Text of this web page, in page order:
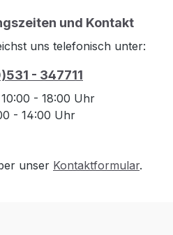
und Kontakt
uns telefonisch unter:
- 347711
- 18:00 Uhr
- 14:00 Uhr
unser Kontaktformular.